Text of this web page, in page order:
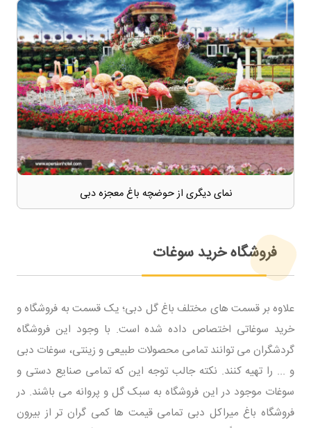
نمای دیگری از حوضچه باغ معجزه دبی
فروشگاه خرید سوغات
علاوه بر قسمت های مختلف باغ گل دبی؛ یک قسمت به فروشگاه و
خرید سوغاتی اختصاص داده شده است. با وجود این فروشگاه
گردشگران می توانند تمامی محصولات طبیعی و زینتی، سوغات دبی
و ... را تهیه کنند. نکته جالب توجه این که تمامی صنایع دستی و
سوغات موجود در این فروشگاه به سبک گل و پروانه می باشند. در
فروشگاه باغ میراکل دبی تمامی قیمت ها کمی گران تر از بیرون